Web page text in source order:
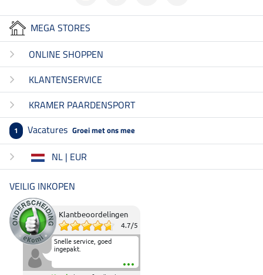
MEGA STORES
ONLINE SHOPPEN
KLANTENSERVICE
KRAMER PAARDENSPORT
1 Vacatures Groei met ons mee
NL | EUR
VEILIG INKOPEN
Klantbeoordelingen
4.7/5
Snelle service, goed
ingepakt.